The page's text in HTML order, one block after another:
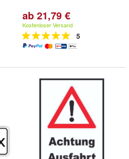
ab 21,79 €
Kostenloser Versand
5